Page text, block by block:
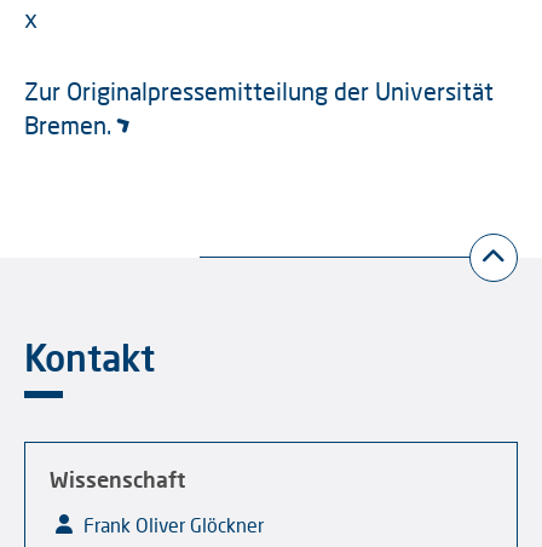
x
Zur Originalpressemitteilung der Universität
Bremen.
Kontakt
Wissenschaft
Frank Oliver Glöckner